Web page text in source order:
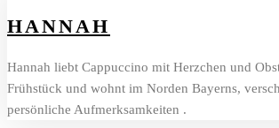
HANNAH
Hannah liebt Cappuccino mit Herzchen und
Frühstück und wohnt im Norden Bayerns,
persönliche Aufmerksamkeiten .